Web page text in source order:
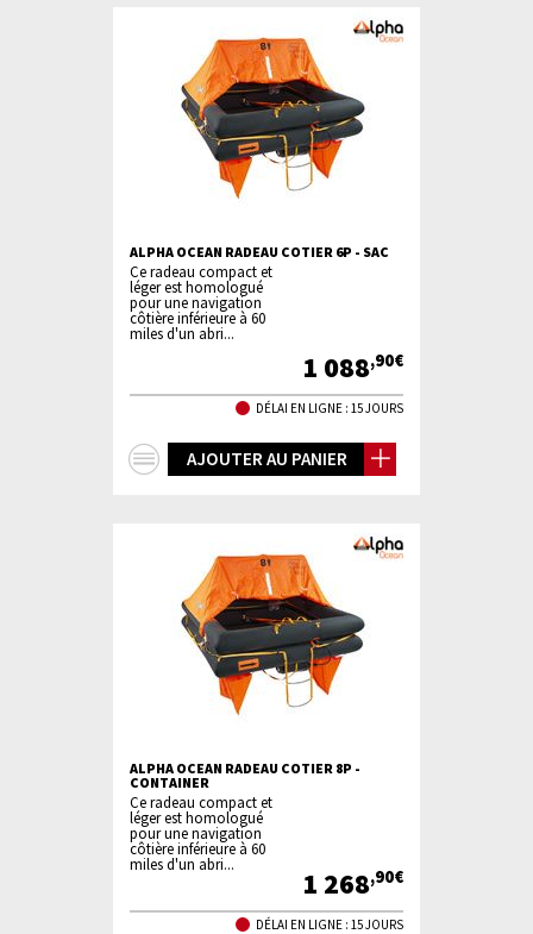
ALPHA OCEAN RADEAU COTIER 6P - SAC
Ce radeau compact et
léger est homologué
pour une navigation
côtière inférieure à 60
miles d'un abri...
1 088,90€
DÉLAI EN LIGNE : 15 JOURS
AJOUTER AU PANIER
ALPHA OCEAN RADEAU COTIER 8P -
CONTAINER
Ce radeau compact et
léger est homologué
pour une navigation
côtière inférieure à 60
miles d'un abri...
1 268,90€
DÉLAI EN LIGNE : 15 JOURS